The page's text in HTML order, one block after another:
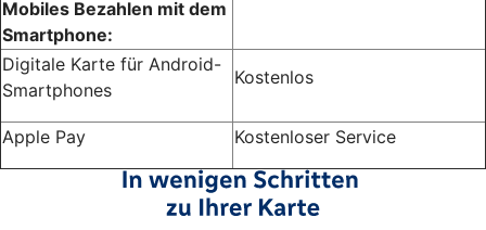
Mobiles Bezahlen mit dem
Smartphone:
Digitale Karte für Android-
Smartphones
Kostenlos
Apple Pay Kostenloser Service